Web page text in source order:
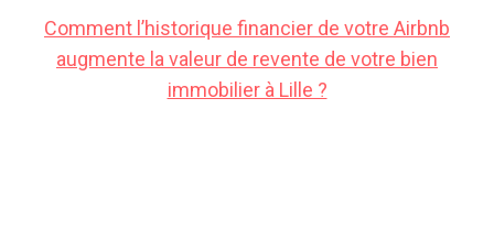
Comment l’historique financier de votre Airbnb
augmente la valeur de revente de votre bien
immobilier à Lille ?